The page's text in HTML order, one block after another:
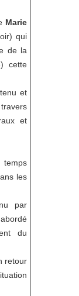
Marie
qui
de la
cette
et
et
temps
les
par
du
retour